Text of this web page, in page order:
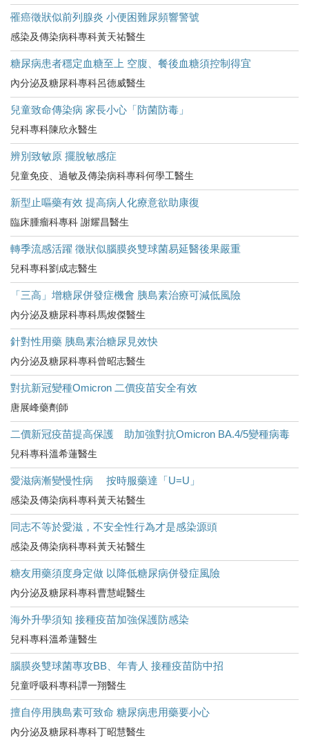
罹癌徵狀似前列腺炎 小便困難尿頻響警號
感染及傳染病科專科黃天祐醫生
糖尿病患者穩定血糖至上 空腹、餐後血糖須控制得宜
內分泌及糖尿科專科呂德威醫生
兒童致命傳染病 家長小心「防菌防毒」
兒科專科陳欣永醫生
辨別致敏原 擺脫敏感症
兒童免疫、過敏及傳染病科專科何學工醫生
新型止嘔藥有效 提高病人化療意欲助康復
臨床腫瘤科專科 謝耀昌醫生
轉季流感活躍 徵狀似腦膜炎雙球菌易延醫後果嚴重
兒科專科劉成志醫生
「三高」增糖尿併發症機會 胰島素治療可減低風險
內分泌及糖尿科專科馬焌傑醫生
針對性用藥 胰島素治糖尿見效快
內分泌及糖尿科專科曾昭志醫生
對抗新冠變種Omicron 二價疫苗安全有效
唐展峰藥劑師
二價新冠疫苗提高保護 助加強對抗Omicron BA.4/5變種病毒
兒科專科溫希蓮醫生
愛滋病漸變慢性病 按時服藥達「U=U」
感染及傳染病科專科黃天祐醫生
同志不等於愛滋，不安全性行為才是感染源頭
感染及傳染病科專科黃天祐醫生
糖友用藥須度身定做 以降低糖尿病併發症風險
內分泌及糖尿科專科曹慧崐醫生
海外升學須知 接種疫苗加強保護防感染
兒科專科溫希蓮醫生
腦膜炎雙球菌專攻BB、年青人 接種疫苗防中招
兒童呼吸科專科譚一翔醫生
擅自停用胰島素可致命 糖尿病患用藥要小心
內分泌及糖尿科專科丁昭慧醫生